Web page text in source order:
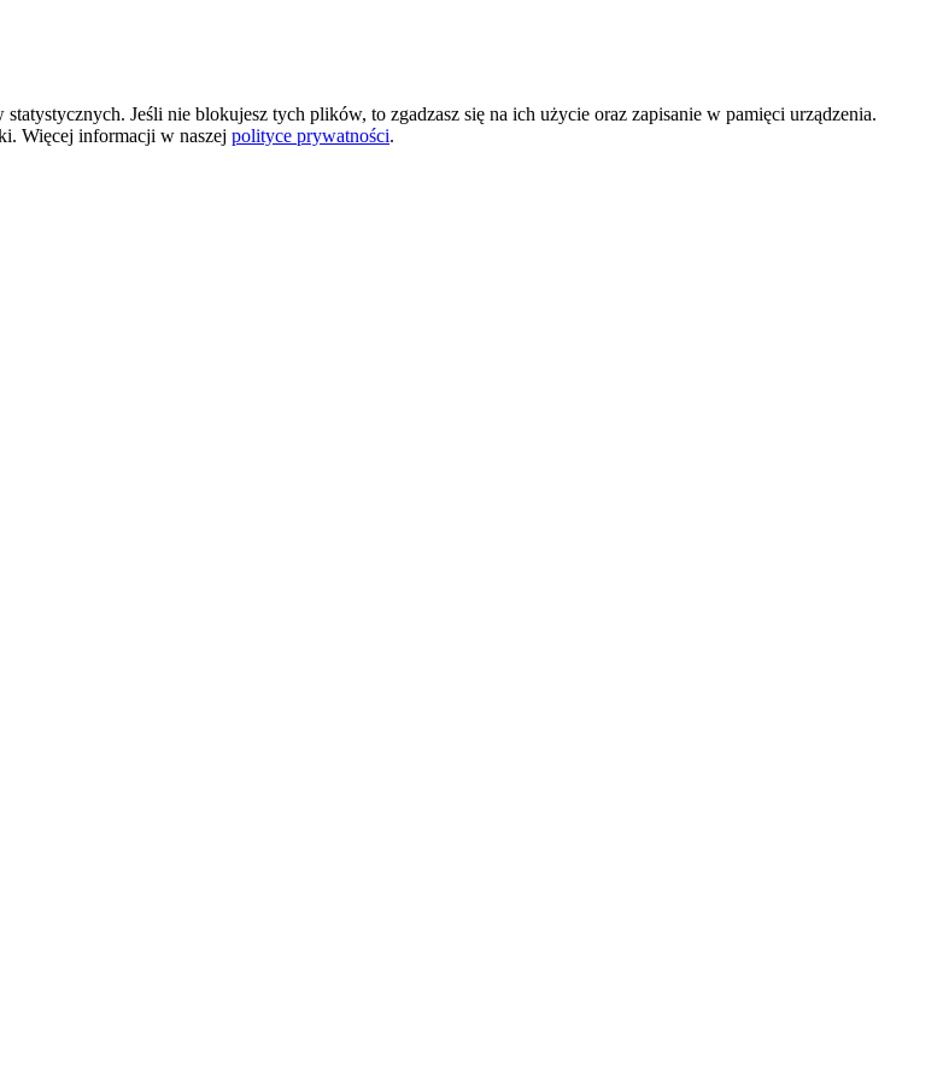
Jeśli nie blokujesz tych plików, to zgadzasz się na ich użycie oraz zapisanie w pamięci urządzenia.
Więcej informacji w naszej polityce prywatności.